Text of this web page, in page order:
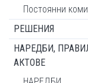
Постоянни
РЕШЕНИЯ
НАРЕДБИ,
АКТОВЕ